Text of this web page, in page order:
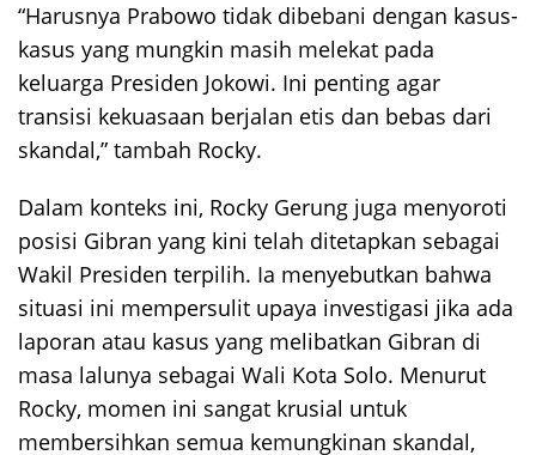
“Harusnya Prabowo tidak dibebani dengan kasus-
kasus yang mungkin masih melekat pada
keluarga Presiden Jokowi. Ini penting agar
transisi kekuasaan berjalan etis dan bebas dari
skandal,” tambah Rocky.
Dalam konteks ini, Rocky Gerung juga menyoroti
posisi Gibran yang kini telah ditetapkan sebagai
Wakil Presiden terpilih. Ia menyebutkan bahwa
situasi ini mempersulit upaya investigasi jika ada
laporan atau kasus yang melibatkan Gibran di
masa lalunya sebagai Wali Kota Solo. Menurut
Rocky, momen ini sangat krusial untuk
membersihkan semua kemungkinan skandal,